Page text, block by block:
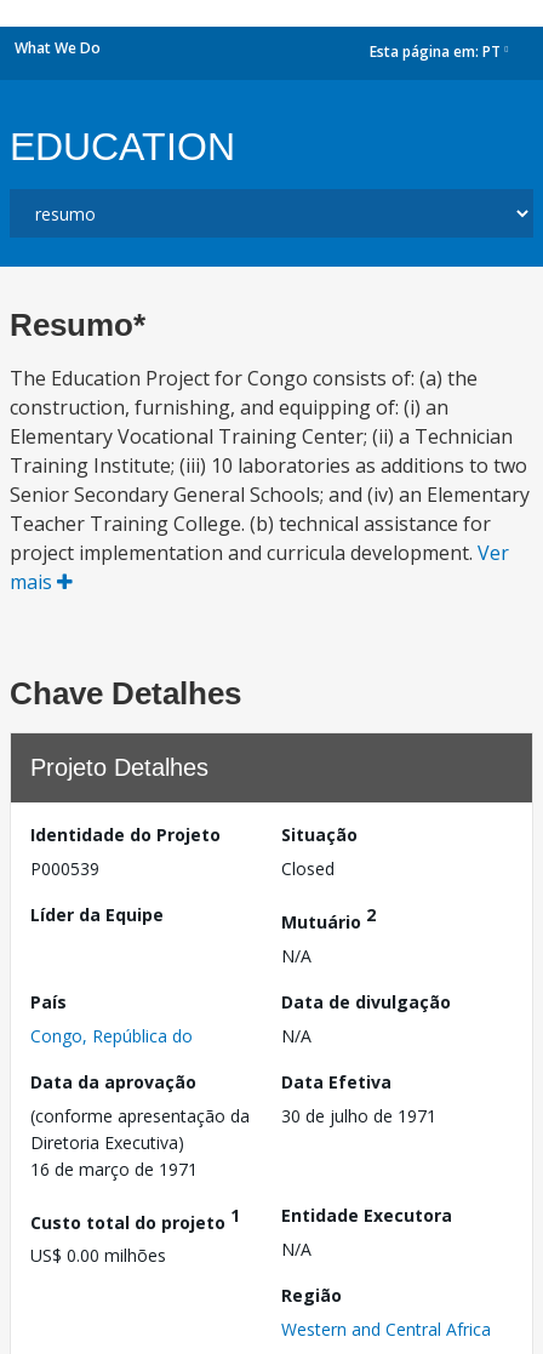
What We Do Esta página em: PT
EDUCATION
Resumo*
The Education Project for Congo consists of: (a) the
construction, furnishing, and equipping of: (i) an
Elementary Vocational Training Center; (ii) a Technician
Training Institute; (iii) 10 laboratories as additions to two
Senior Secondary General Schools; and (iv) an Elementary
Teacher Training College. (b) technical assistance for
project implementation and curricula development. Ver
mais
Chave Detalhes
Projeto Detalhes
Identidade do Projeto
P000539
Situação
Closed
Líder da Equipe
Mutuário 2
N/A
País
Congo, República do
Data de divulgação
N/A
Data da aprovação
(conforme apresentação da
Diretoria Executiva)
16 de março de 1971
Data Efetiva
30 de julho de 1971
Custo total do projeto 1
US$ 0.00 milhões
Entidade Executora
N/A
Região
Western and Central Africa